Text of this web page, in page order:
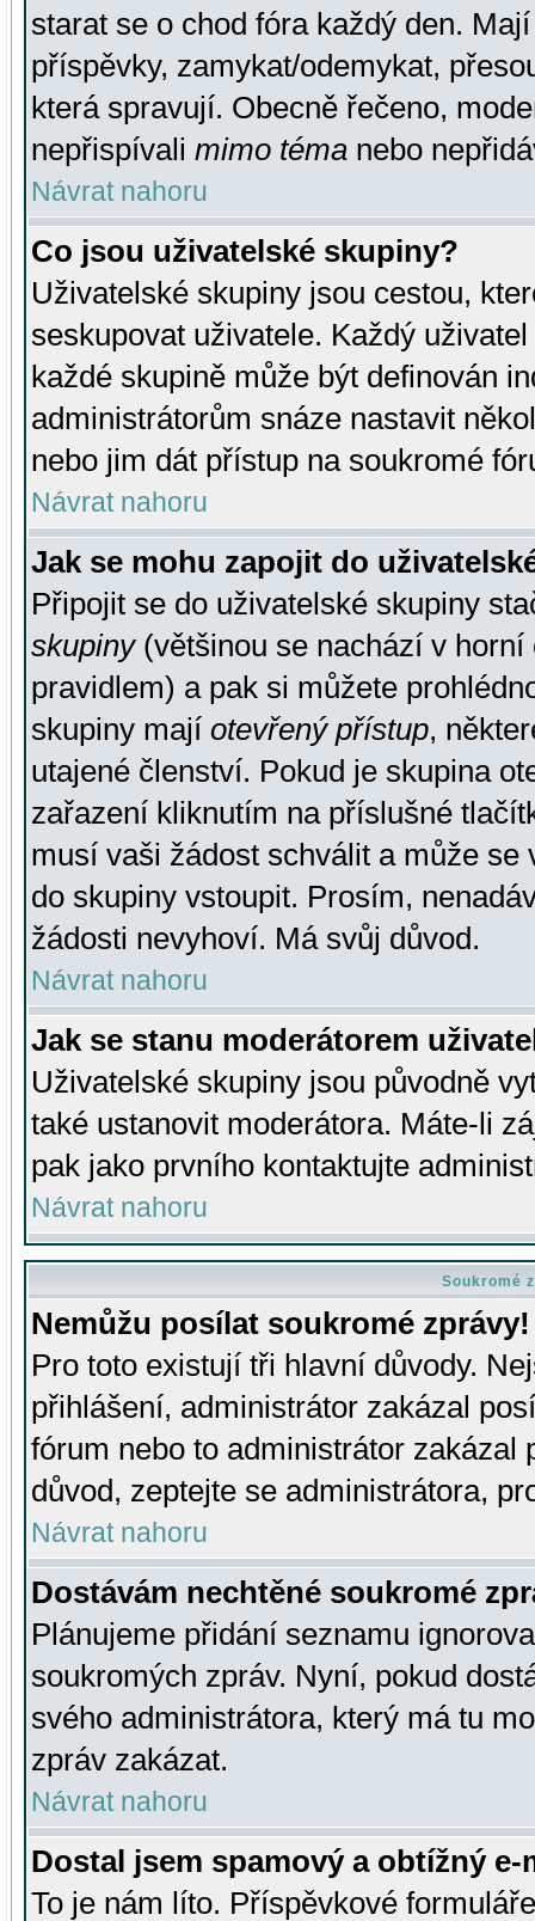
starat se o chod fóra každý den.
příspěvky, zamykat/odemykat,
která spravují. Obecně řečeno,
nepřispívali mimo téma nebo
Návrat nahoru
Co jsou uživatelské skupiny?
Uživatelské skupiny jsou cestou,
seskupovat uživatele. Každý
každé skupině může být definován
administrátorům snáze nastavit
nebo jim dát přístup na soukromé
Návrat nahoru
Jak se mohu zapojit do
Připojit se do uživatelské skupiny
skupiny(většinou se nachází v horní
pravidlem) a pak si můžete
skupiny mají otevřený přístup,
utajené členství. Pokud je skupina
zařazení kliknutím na příslušné
musí vaši žádost schválit a může se
do skupiny vstoupit. Prosím,
žádosti nevyhoví. Má svůj důvod.
Návrat nahoru
Jak se stanu moderátorem
Uživatelské skupiny jsou původně
také ustanovit moderátora. Máte-li
pak jako prvního kontaktujte
Návrat nahoru
Soukromé
Nemůžu posílat soukromé zprávy!
Pro toto existují tři hlavní důvody.
přihlášení, administrátor zakázal
fórum nebo to administrátor zakázal
důvod, zeptejte se administrátora,
Návrat nahoru
Dostávám nechtěné soukromé
Plánujeme přidání seznamu
soukromých zpráv. Nyní, pokud
svého administrátora, který má tu
zpráv zakázat.
Návrat nahoru
Dostal jsem spamový a obtížný
To je nám líto. Příspěvkové